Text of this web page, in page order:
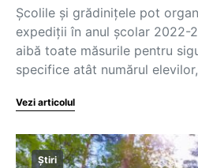
Școlile și grădinițele pot
expediții în anul școlar 2022-
aibă toate măsurile pentru
specifice atât numărul
Vezi articolul
Știri